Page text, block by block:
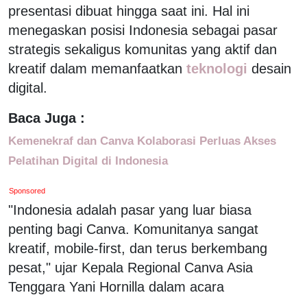
presentasi dibuat hingga saat ini. Hal ini
menegaskan posisi Indonesia sebagai pasar
strategis sekaligus komunitas yang aktif dan
kreatif dalam memanfaatkan teknologi desain
digital.
Baca Juga :
Kemenekraf dan Canva Kolaborasi Perluas Akses
Pelatihan Digital di Indonesia
Sponsored
"Indonesia adalah pasar yang luar biasa
penting bagi Canva. Komunitanya sangat
kreatif, mobile-first, dan terus berkembang
pesat," ujar Kepala Regional Canva Asia
Tenggara Yani Hornilla dalam acara